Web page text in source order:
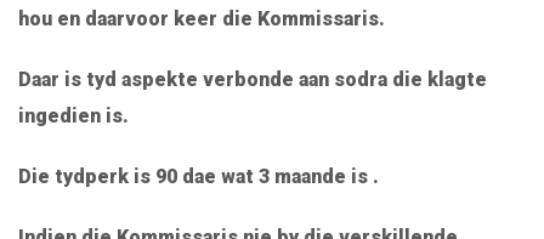
hou en daarvoor keer die Kommissaris.
Daar is tyd aspekte verbonde aan sodra die klagte
ingedien is.
Die tydperk is 90 dae wat 3 maande is .